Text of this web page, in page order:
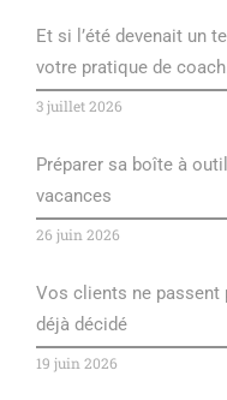
Et si l’été devenait un
votre pratique de
3 juillet 2026
Préparer sa boîte à
vacances
26 juin 2026
Vos clients ne passent
déjà décidé
19 juin 2026